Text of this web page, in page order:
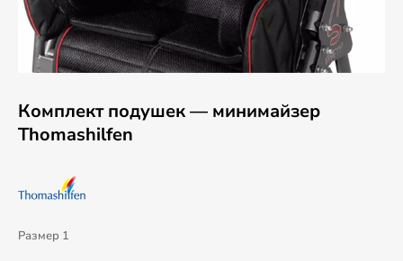
Комплект подушек — минимайзер
Thomashilfen
Размер 1